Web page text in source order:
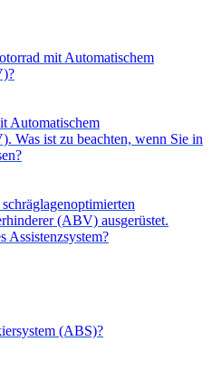
mit Automatischem
Automatischem
Was ist zu beachten, wenn Sie in
(ABV) ausgerüstet.
Assistenzsystem?
(ABS)?